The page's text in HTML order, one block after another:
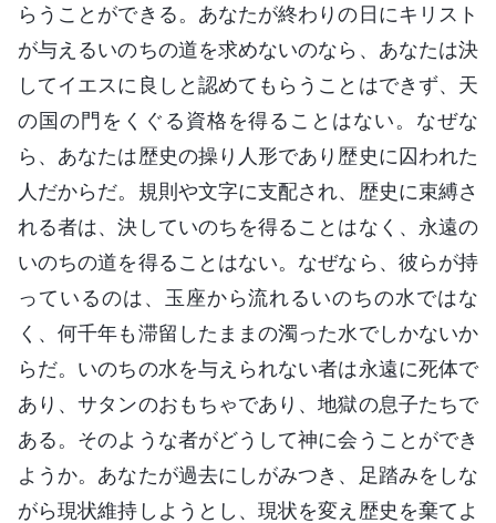
らうことができる。あなたが終わりの日にキリスト
が与えるいのちの道を求めないのなら、あなたは決
してイエスに良しと認めてもらうことはできず、天
の国の門をくぐる資格を得ることはない。なぜな
ら、あなたは歴史の操り人形であり歴史に囚われた
人だからだ。規則や文字に支配され、歴史に束縛さ
れる者は、決していのちを得ることはなく、永遠の
いのちの道を得ることはない。なぜなら、彼らが持
っているのは、玉座から流れるいのちの水ではな
く、何千年も滞留したままの濁った水でしかないか
らだ。いのちの水を与えられない者は永遠に死体で
あり、サタンのおもちゃであり、地獄の息子たちで
ある。そのような者がどうして神に会うことができ
ようか。あなたが過去にしがみつき、足踏みをしな
がら現状維持しようとし、現状を変え歴史を棄てよ